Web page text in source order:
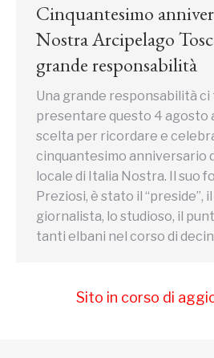
Cinquantesimo
Nostra Arcipelago
grande responsabilità
Una grande responsabilità ci
presentare questo 4 agosto
scelta per ricordare e
cinquantesimo anniversario
locale di Italia Nostra. Il suo
Preziosi, è stato il “preside”,
giornalista, lo studioso, il
tanti elbani nel corso di
Sito in corso di